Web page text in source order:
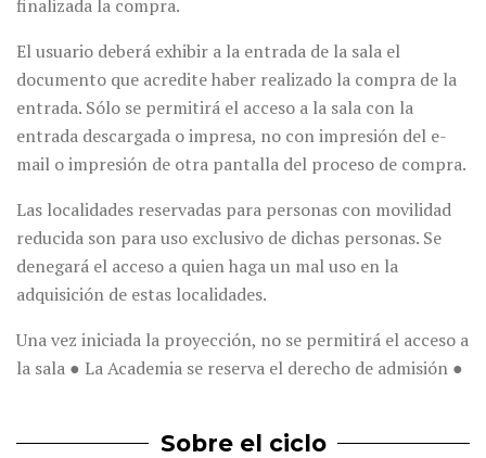
finalizada la compra.
El usuario deberá exhibir a la entrada de la sala el
documento que acredite haber realizado la compra de la
entrada. Sólo se permitirá el acceso a la sala con la
entrada descargada o impresa, no con impresión del e-
mail o impresión de otra pantalla del proceso de compra.
Las localidades reservadas para personas con movilidad
reducida son para uso exclusivo de dichas personas. Se
denegará el acceso a quien haga un mal uso en la
adquisición de estas localidades.
Una vez iniciada la proyección, no se permitirá el acceso a
la sala ● La Academia se reserva el derecho de admisión ●
Sobre el ciclo